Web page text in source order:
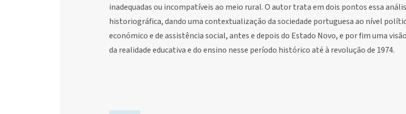
inadequadas ou incompatíveis ao meio rural. O autor trata em dois pontos essa
historiográfica, dando uma contextualização da sociedade portuguesa ao nível
económico e de assistência social, antes e depois do Estado Novo, e por fim uma
da realidade educativa e do ensino nesse período histórico até à revolução de 1974.